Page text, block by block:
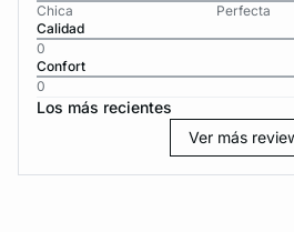
Chica
Perfecta
Calidad
0
Confort
0
Los más recientes
Ver más